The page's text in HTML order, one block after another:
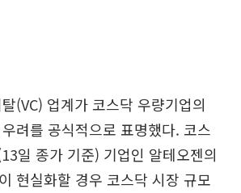
(VC) 업계가 코스닥 우량기업의
려를 공식적으로 표명했다. 코스
일 종가 기준) 기업인 알테오젠의
현실화할 경우 코스닥 시장 규모